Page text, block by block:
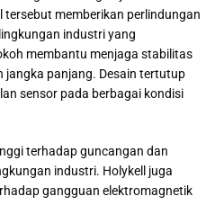
memberikan perlindungan
industri yang
membantu menjaga stabilitas
jangka panjang. Desain tertutup
sensor pada berbagai kondisi
terhadap guncangan dan
industri. Holykell juga
gangguan elektromagnetik